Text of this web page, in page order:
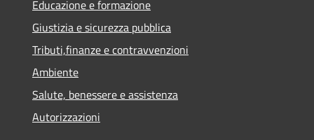
Educazione e formazione
Giustizia e sicurezza pubblica
Tributi,finanze e contravvenzioni
Ambiente
Salute, benessere e assistenza
Autorizzazioni